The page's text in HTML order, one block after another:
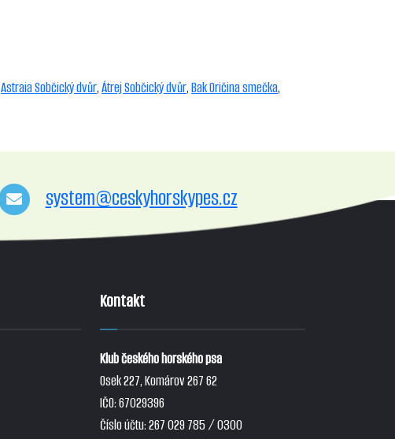
Astraia Sobčický dvůr,Átrej Sobčický dvůr,Bak Oričina smečka,
system@ceskyhorskypes.cz
Kontakt
Klub českého horského psa
Osek 227, Komárov 267 62
IČO: 67029396
Číslo účtu: 267 029 785 / 0300